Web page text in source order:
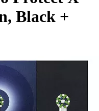
Black +